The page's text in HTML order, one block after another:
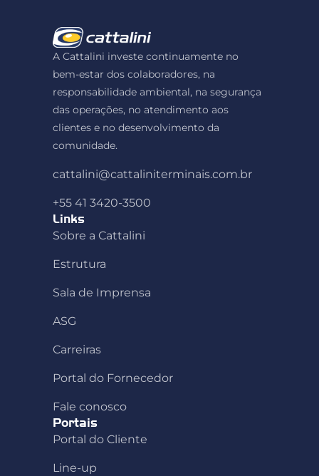
A Cattalini investe continuamente no
bem-estar dos colaboradores, na
responsabilidade ambiental, na segurança
das operações, no atendimento aos
clientes e no desenvolvimento da
comunidade.
cattalini@cattaliniterminais.com.br
+55 41 3420-3500
Links
Sobre a Cattalini
Estrutura
Sala de Imprensa
ASG
Carreiras
Portal do Fornecedor
Fale conosco
Portais
Portal do Cliente
Line-up